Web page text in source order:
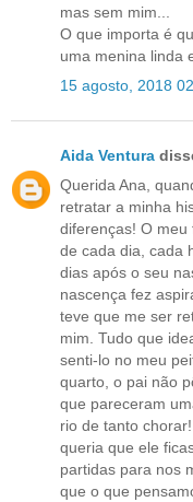
mas sem mim...
O que importa é
uma menina linda
15 agosto, 2018
Aida Ventura
Querida Ana,
retratar a minha
diferenças! O
de cada dia, cada
dias após o seu
nascença fez
teve que me ser
mim. Tudo que
senti-lo no meu
quarto, o pai não
que pareceram
rio de tanto
queria que ele
partidas para nos
que o que